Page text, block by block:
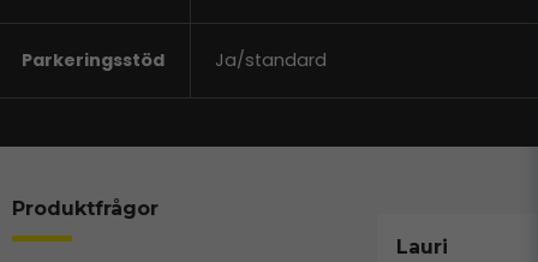
Parkeringsstöd Ja/standard
Produktfrågor
Lauri